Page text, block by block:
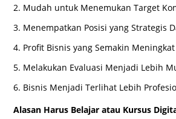
Mudah untuk Menemukan Target
Menempatkan Posisi yang Strategis
Profit Bisnis yang Semakin Meningkat
Melakukan Evaluasi Menjadi Lebih
Bisnis Menjadi Terlihat Lebih
Alasan Harus Belajar atau Kursus